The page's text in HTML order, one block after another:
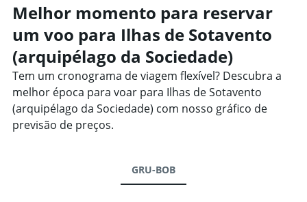
Melhor momento para reservar
um voo para Ilhas de Sotavento
(arquipélago da Sociedade)
Tem um cronograma de viagem flexível? Descubra a
melhor época para voar para Ilhas de Sotavento
(arquipélago da Sociedade) com nosso gráfico de
previsão de preços.
GRU-BOB